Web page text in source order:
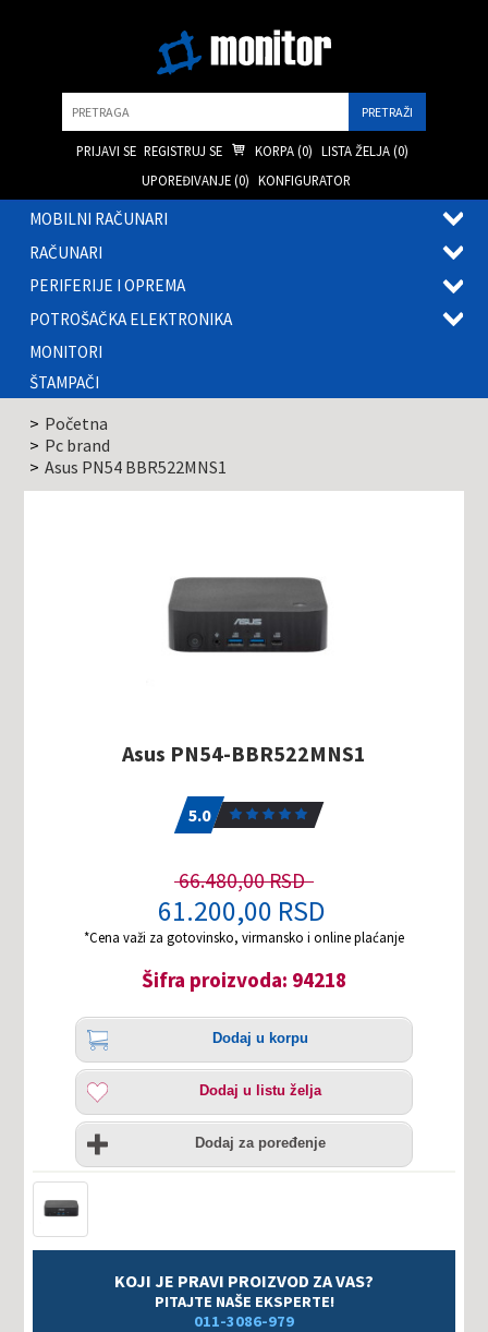
PRIJAVI SE REGISTRUJ SE KORPA (0) LISTA ŽELJA (0)
UPOREĐIVANJE (0) KONFIGURATOR
MOBILNI RAČUNARI
RAČUNARI
PERIFERIJE I OPREMA
POTROŠAČKA ELEKTRONIKA
MONITORI
ŠTAMPAČI
Početna
Pc brand
Asus PN54 BBR522MNS1
Asus PN54-BBR522MNS1
5.0
66.480,00 RSD
61.200,00 RSD
*Cena važi za gotovinsko, virmansko i online plaćanje
Šifra proizvoda: 94218
Količina
Dodaj
korpu
Dodaj u korpu
Dodaj
listu
želja
Dodaj u listu želja
Uporedi
Dodaj za poređenje
KOJI JE PRAVI PROIZVOD ZA VAS?
PITAJTE NAŠE EKSPERTE!
011-3086-979